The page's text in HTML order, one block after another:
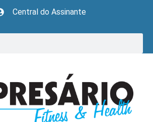
Central do Assinante